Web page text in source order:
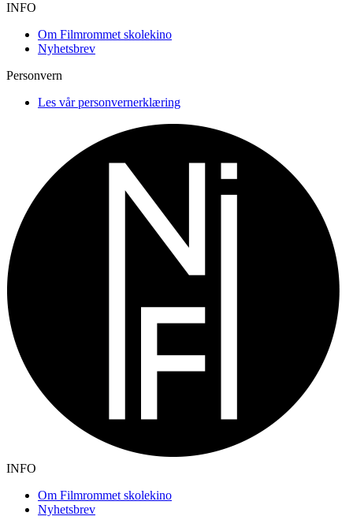
INFO
Om Filmrommet skolekino
Nyhetsbrev
Personvern
Les vår personvernerklæring
INFO
Om Filmrommet skolekino
Nyhetsbrev